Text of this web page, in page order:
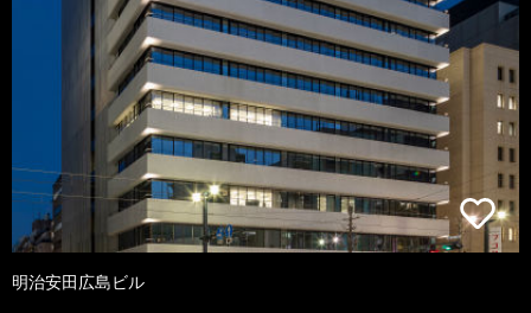
明治安田広島ビル